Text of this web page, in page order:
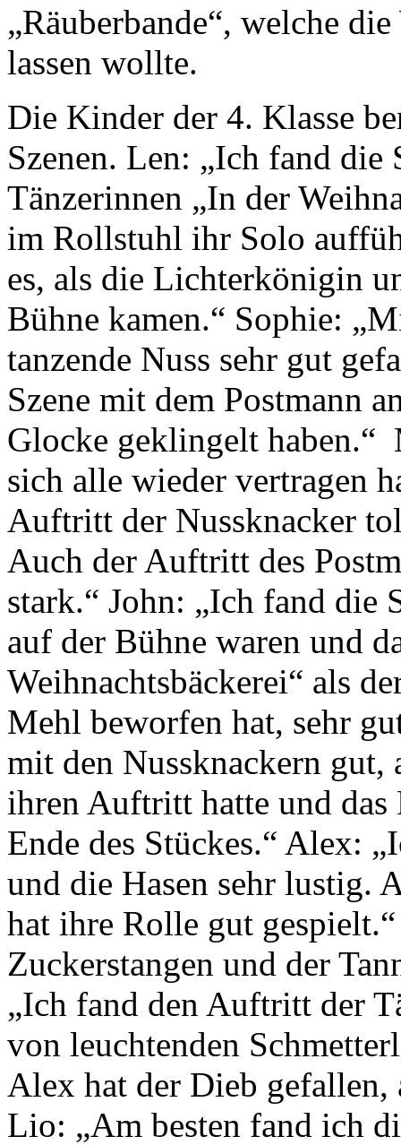
„Räuberbande“, welche
lassen wollte.
Die Kinder der 4. Klasse
Szenen. Len: „Ich fand die
Tänzerinnen „In der
im Rollstuhl ihr Solo
es, als die Lichterkönigin
Bühne kamen.“ Sophie:
tanzende Nuss sehr gut
Szene mit dem Postmann
Glocke geklingelt haben.“
sich alle wieder vertragen
Auftritt der Nussknacker
Auch der Auftritt des
stark.“ John: „Ich fand die
auf der Bühne waren und
Weihnachtsbäckerei“ als
Mehl beworfen hat, sehr
mit den Nussknackern gut,
ihren Auftritt hatte und das
Ende des Stückes.“ Alex:
und die Hasen sehr lustig.
hat ihre Rolle gut
Zuckerstangen und der
„Ich fand den Auftritt der
von leuchtenden
Alex hat der Dieb
Lio: „Am besten fand ich